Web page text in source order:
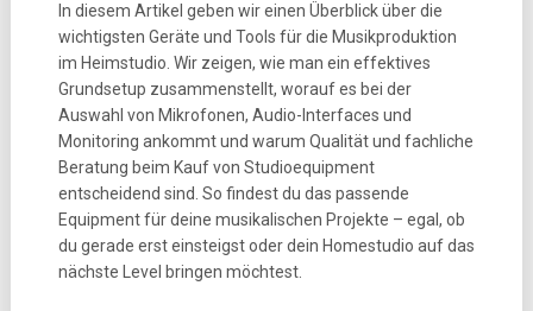
In diesem Artikel geben wir einen Überblick über die
wichtigsten Geräte und Tools für die Musikproduktion
im Heimstudio. Wir zeigen, wie man ein effektives
Grundsetup zusammenstellt, worauf es bei der
Auswahl von Mikrofonen, Audio-Interfaces und
Monitoring ankommt und warum Qualität und fachliche
Beratung beim Kauf von Studioequipment
entscheidend sind. So findest du das passende
Equipment für deine musikalischen Projekte – egal, ob
du gerade erst einsteigst oder dein Homestudio auf das
nächste Level bringen möchtest.